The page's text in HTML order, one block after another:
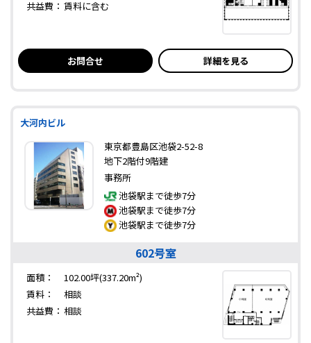
共益費： 賃料に含む
お問合せ 詳細を見る
大河内ビル
東京都豊島区池袋2-52-8
地下2階付9階建
事務所
池袋駅まで徒歩7分
池袋駅まで徒歩7分
池袋駅まで徒歩7分
602号室
面積：
102.00坪(337.20m²)
賃料：
相談
共益費： 相談